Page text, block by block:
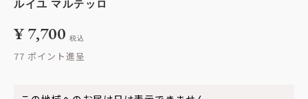
ルイユ マルテッロ
¥7,700 税込
77